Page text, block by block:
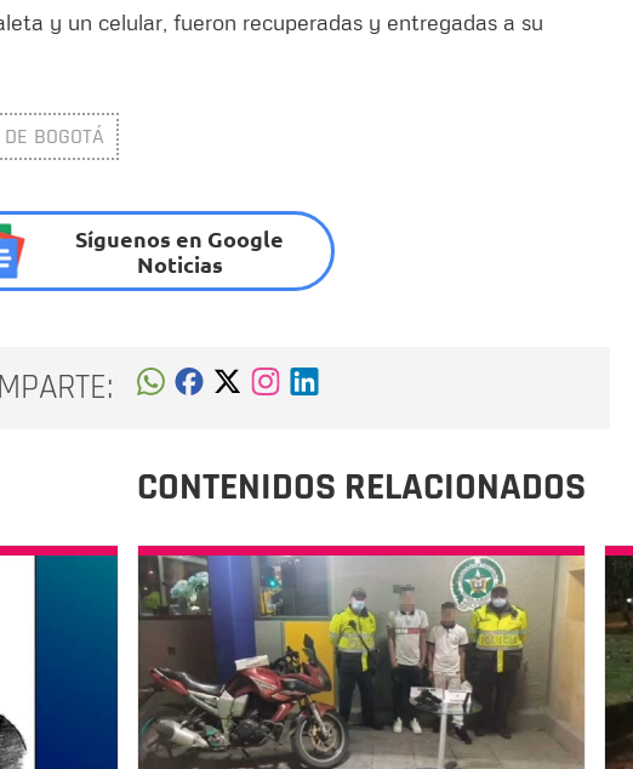
y un celular, fueron recuperadas y entregadas a su
BOGOTÁ
Síguenos en Google
Noticias
CONTENIDOS RELACIONADOS